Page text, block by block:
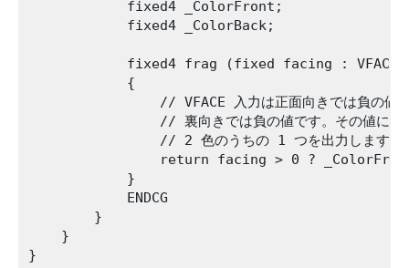
            fixed4 _ColorFront;
            fixed4 _ColorBack;
fixed4 frag (fixed facing :
            {
// VFACE 入力は正面向きでは負の値
// 裏向きでは負の値です。その値に
                // 2 色のうちの 1 つを出力します。
return facing > 0 ?
            }
            ENDCG
        }
    }